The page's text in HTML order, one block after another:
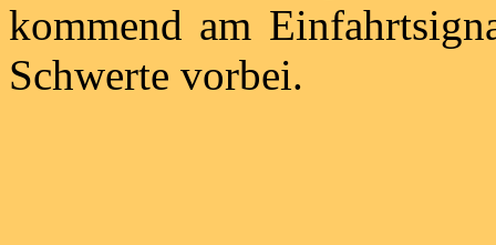
kommend am
Schwerte vorbei.